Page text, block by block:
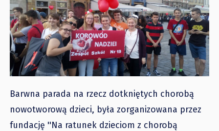
Barwna parada na rzecz dotkniętych chorobą
nowotworową dzieci, była zorganizowana przez
fundację ''Na ratunek dzieciom z chorobą